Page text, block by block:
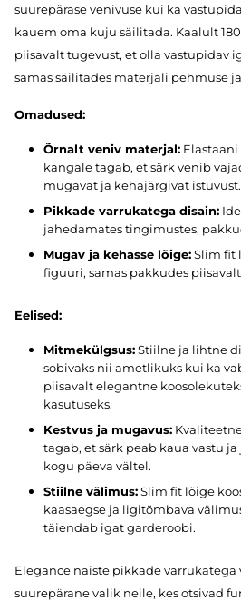
suurepärase venivuse kui ka
kauem oma kuju säilitada. Kaalult
piisavalt tugevust, et olla vastupidav
samas säilitades materjali pehmuse
Omadused:
Õrnalt veniv materjal:
kangale tagab, et särk venib
mugavat ja kehajärgivat istuvust.
Pikkade varrukatega disain:
jahedamates tingimustes,
Mugav ja kehasse lõige:Slim fit
figuuri, samas pakkudes
Eelised:
Mitmekülgsus:Stiilne ja lihtne
sobivaks nii ametlikuks kui ka
piisavalt elegantne
kasutuseks.
Kestvus ja mugavus:
tagab, et särk peab kaua vastu
kogu päeva vältel.
Stiilne välimus:Slim fit lõige
kaasaegse ja ligitõmbava
täiendab igat garderoobi.
Elegance naiste pikkade varrukatega
suurepärane valik neile, kes otsivad